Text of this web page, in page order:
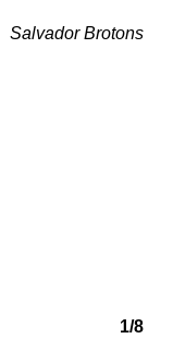
Salvador Brotons
1/8